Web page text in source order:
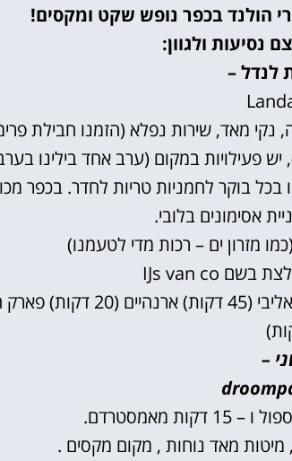
הולנד בכפר נופש שקט ומקסים!
נסיעות ולגוון:
לנדל –
מאד, שירות נפלא (הזמנו חבילת
פעילויות במקום (ערב אחד בילינו
בכל בוקר לחמניות טריות לחדר. בכפר
אסימונים בלובי.
מזרון ים – רכות מדי לטעמנו)
בשם IJs van co
אטרקציות קרובות – חיטהורן (שעה) , אפטלינג (שעה ורבע) וואליבי (45
–
מיטות מאד נוחות , מקום מקסים .